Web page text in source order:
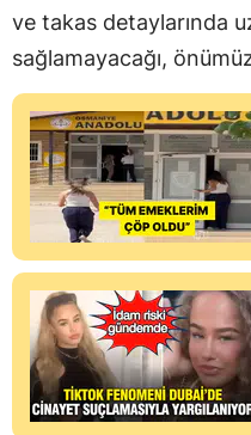
ve takas detaylarında
sağlamayacağı,